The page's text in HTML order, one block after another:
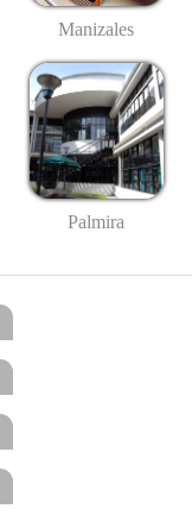
Manizales
Palmira